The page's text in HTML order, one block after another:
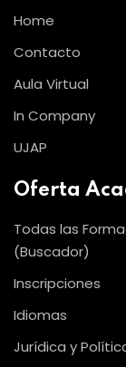
Home
Contacto
Aula Virtual
In Company
UJAP
Oferta
Todas las
(Buscador)
Inscripciones
Idiomas
Jurídica y